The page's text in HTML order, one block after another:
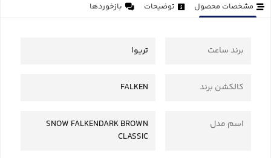
مشخصات محصول توضیحات بازخوردها
برند ساعت تریوا
کالکشن برند FALKEN
اسم مدل
SNOW FALKENDARK BROWN
CLASSIC